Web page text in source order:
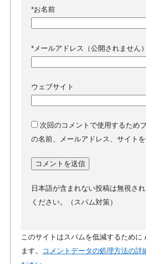
*お名前
* メールアドレス（公開されません）
ウェブサイト
次回のコメントで使用するため
の名前、メールアドレス、サイトを
日本語が含まれない投稿は無視さ
ください。（スパム対策）
このサイトはスパムを低減するために
ます。
コメントデータの処理方法の詳